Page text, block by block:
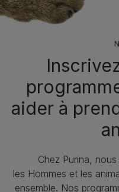
aider à
Chez Purina,
les Hommes et les
ensemble. Nos